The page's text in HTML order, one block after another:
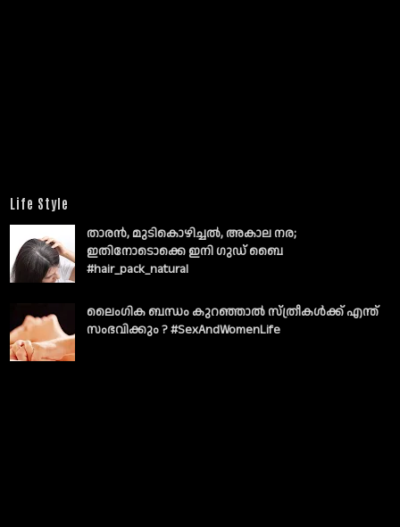
Life Style
താരൻ, മുടികൊഴിച്ചൽ, അകാല നര;
ഇതിനോടൊക്കെ ഇനി ഗുഡ് ബൈ
#hair_pack_natural
ലൈംഗിക ബന്ധം കുറഞ്ഞാല്‍ സ്ത്രീകള്‍ക്ക് എന്ത്
സംഭവിക്കും ? #SexAndWomenLife